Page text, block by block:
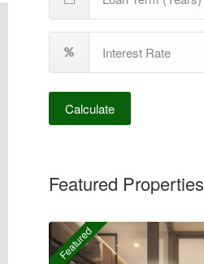
Calculate
Featured Properties
Featured